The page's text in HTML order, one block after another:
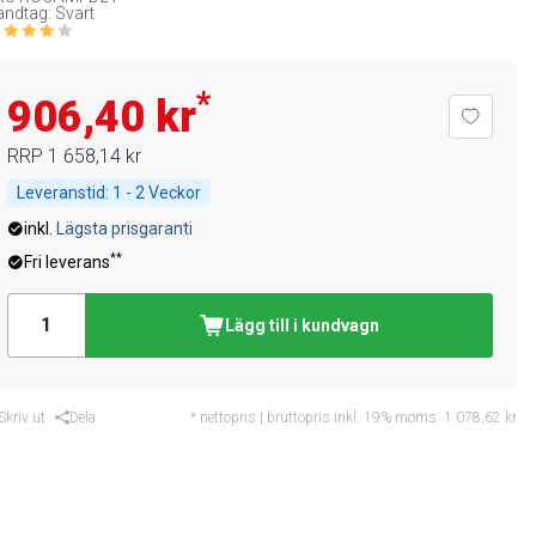
Svart
906,40 kr*
RRP 1 658,14 kr
Leveranstid: 1 - 2 Veckor
inkl.
Lägsta prisgaranti
Fri leverans**
Lägg till i kundvagn
ut Dela * nettopris | bruttopris inkl. 19% moms: 1 078,62 kr